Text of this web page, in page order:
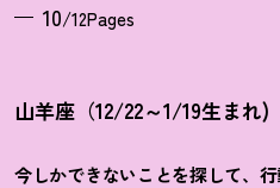
10/12Pages
山羊座（12/22～1/19生まれ)
今しかできないことを探して、